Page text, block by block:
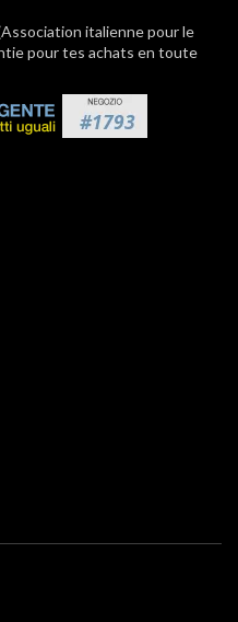
italienne pour le
pour tes achats en toute